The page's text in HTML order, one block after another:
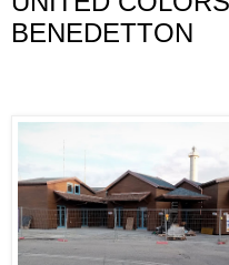
BENEDETTON